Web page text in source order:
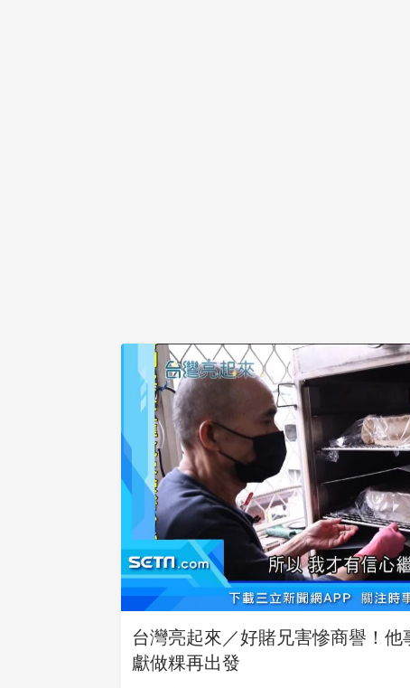
台灣亮起來／好賭兄害慘商譽！
獻做粿再出發